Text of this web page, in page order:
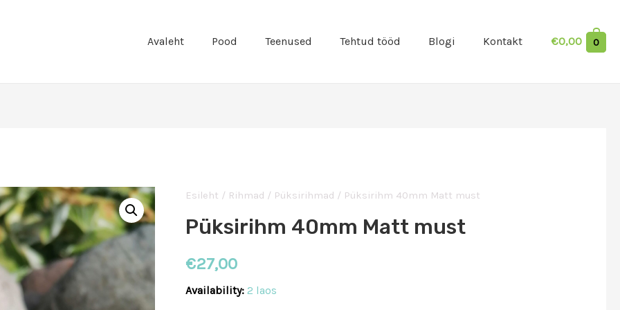
Avaleht Pood Teenused Tehtud tööd Blogi Kontakt €0,00 0
Esileht / Rihmad / Püksirihmad / Püksirihm 40mm Matt must
Püksirihm 40mm Matt must
€27,00
Availability: 2 laos